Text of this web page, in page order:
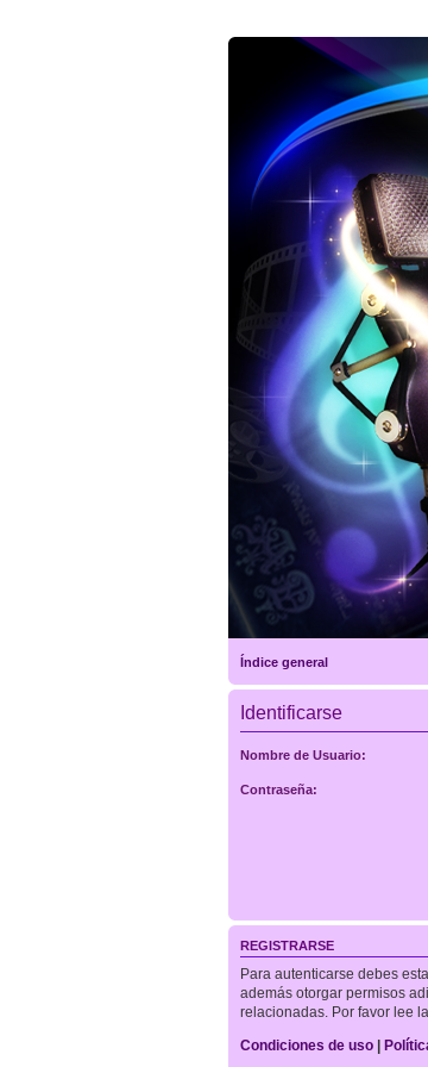
Índice general
Identificarse
Nombre de Usuario:
Contraseña:
REGISTRARSE
Para autenticarse debes
además otorgar permisos
relacionadas. Por favor lee
Condiciones de uso |